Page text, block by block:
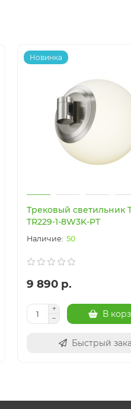
Новинка
Трековый светильник
TR229-1-8W3K-PT
50
9 890 р.
В
Быстрый